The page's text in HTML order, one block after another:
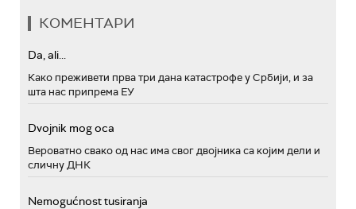
КОМЕНТАРИ
Da, ali...
Како преживети прва три дана катастрофе у Србији, и за
шта нас припрема ЕУ
Dvojnik mog oca
Вероватно свако од нас има свог двојника са којим дели и
сличну ДНК
Nemogućnost tusiranja